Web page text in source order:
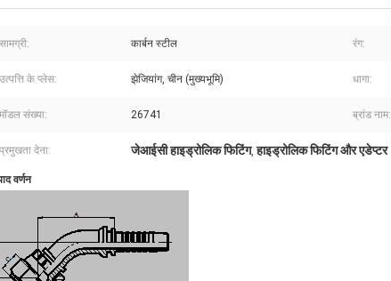
सामग्री: कार्बन स्टील रंग:
उत्पत्ति के प्लेस: झेजियांग, चीन (मुख्यभूमि) धागा:
मॉडल संख्या: 26741 ब्रांड नाम:
प्रमुखता देना: जेआईसी हाइड्रोलिक फिटिंग,हाइड्रोलिक फिटिंग और एडेप्टर
वर्णन